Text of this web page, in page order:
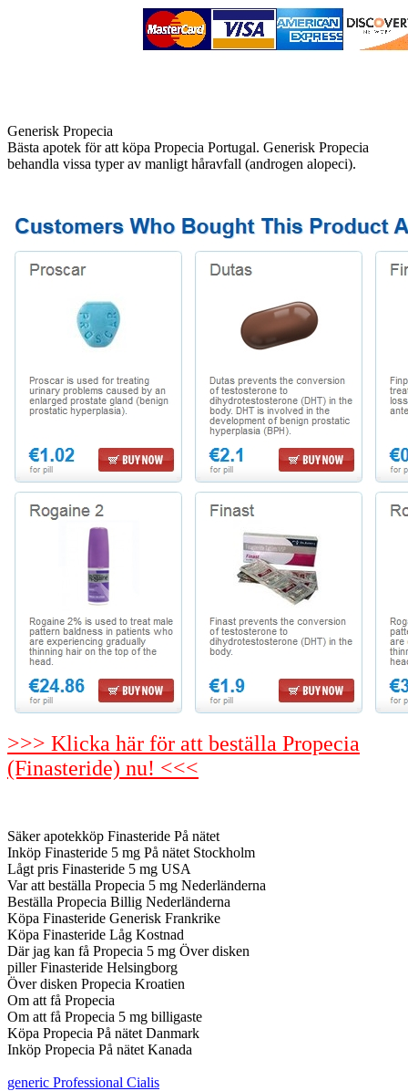
Generisk Propecia
Bästa apotek för att köpa Propecia Portugal. Generisk Propecia
behandla vissa typer av manligt håravfall (androgen alopeci).
>>> Klicka här för att beställa Propecia
(Finasteride) nu! <<<
Säker apotekköp Finasteride På nätet
Inköp Finasteride 5 mg På nätet Stockholm
Lågt pris Finasteride 5 mg USA
Var att beställa Propecia 5 mg Nederländerna
Beställa Propecia Billig Nederländerna
Köpa Finasteride Generisk Frankrike
Köpa Finasteride Låg Kostnad
Där jag kan få Propecia 5 mg Över disken
piller Finasteride Helsingborg
Över disken Propecia Kroatien
Om att få Propecia
Om att få Propecia 5 mg billigaste
Köpa Propecia På nätet Danmark
Inköp Propecia På nätet Kanada
generic Professional Cialis